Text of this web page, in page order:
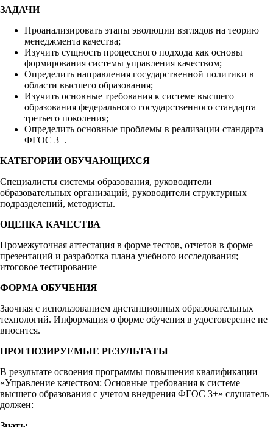
ЗАДАЧИ
Проанализировать этапы эволюции взглядов на теорию
менеджмента качества;
Изучить сущность процессного подхода как основы
формирования системы управления качеством;
Определить направления государственной политики в
области высшего образования;
Изучить основные требования к системе высшего
образования федерального государственного стандарта
третьего поколения;
Определить основные проблемы в реализации стандарта
ФГОС 3+.
КАТЕГОРИИ ОБУЧАЮЩИХСЯ
Специалисты системы образования, руководители
образовательных организаций, руководители структурных
подразделений, методисты.
ОЦЕНКА КАЧЕСТВА
Промежуточная аттестация в форме тестов, отчетов в форме
презентаций и разработка плана учебного исследования;
итоговое тестирование
ФОРМА ОБУЧЕНИЯ
Заочная с использованием дистанционных образовательных
технологий. Информация о форме обучения в удостоверение не
вносится.
ПРОГНОЗИРУЕМЫЕ РЕЗУЛЬТАТЫ
В результате освоения программы повышения квалификации
«Управление качеством: Основные требования к системе
высшего образования с учетом внедрения ФГОС 3+» слушатель
должен: